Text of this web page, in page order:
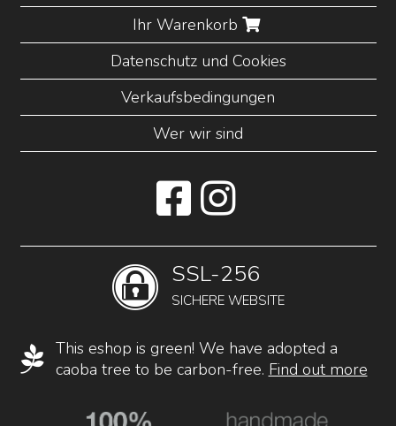
Ihr Warenkorb
Datenschutz und Cookies
Verkaufsbedingungen
Wer wir sind
SSL-256
SICHERE WEBSITE
This eshop is green! We have adopted a
caoba tree to be carbon-free. Find out more